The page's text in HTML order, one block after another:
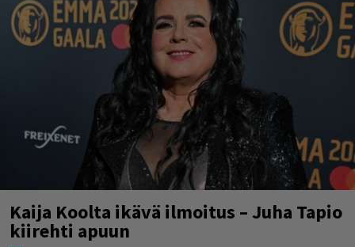
Kaija Koolta ikävä ilmoitus – Juha Tapio
kiirehti apuun